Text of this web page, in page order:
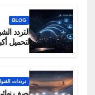
BLOG
لتحميل
ترددات